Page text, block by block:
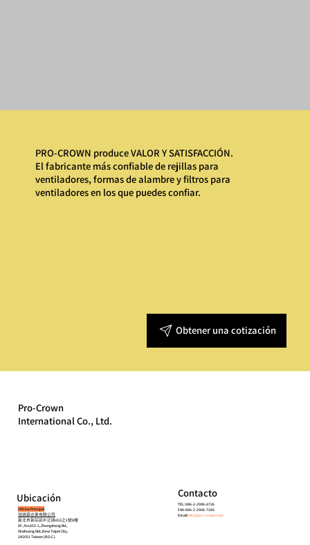
PRO-CROWN produce VALOR Y SATISFACCIÓN.
El fabricante más confiable de rejillas para
ventiladores, formas de alambre y filtros para
ventiladores en los que puedes confiar.
Obtener una cotización
Ubicación
Oficina Principal
冠德霖企業有限公司
新北市新莊區中正路653之1號8樓
8F., No.653-1, Zhongzheng Rd.,
Xinzhuang Dist.,New Taipei City,
242051 Taiwan (R.O.C.)
Pro-Crown
International Co., Ltd.
Contacto
TEL: 886-2-2906-6726
FAX: 886-2-2906-7266
Email:info@pro-crown.com